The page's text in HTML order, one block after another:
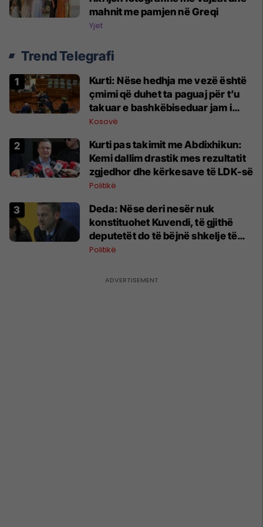
mahnit me pamjen në Greqi
Yjet
Trend Telegrafi
Kurti: Nëse hedhja me vezë është
çmimi që duhet ta paguaj për t’u
takuar e bashkëbiseduar jam i
lumtur ta bëj këtë
Kosovë
Kurti pas takimit me Abdixhikun:
Kemi dallim drastik mes rezultatit
zgjedhor dhe kërkesave të LDK-së
Politikë
Deda: Nëse deri nesër nuk
konstituohet Kuvendi, të gjithë
deputetët do të bëjnë shkelje të
rëndë kushtetuese
Politikë